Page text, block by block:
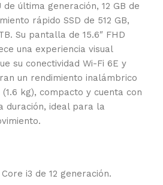
de última generación, 12 GB de
rápido SSD de 512 GB,
Su pantalla de 15.6″ FHD
una experiencia visual
su conectividad Wi-Fi 6E y
un rendimiento inalámbrico
kg), compacto y cuenta con
duración, ideal para la
i3 de 12 generación.